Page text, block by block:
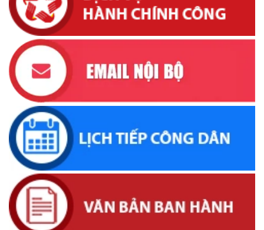
(26/05/2026, 15:43)
Lịch tiếp công dân định kỳ của Chủ tịch Ủy ban nhân dân xã
Krông Bông tháng 04 năm 2026
(16/04/2026, 17:00)
UBND xã thông báo tìm đối tượng, chủ sở hữu tang vật,
phương tiện liên quan đến vụ việc khai thác cát trái phép
(31/03/2026, 16:52)
Thông báo về việc tìm chủ sở hữu, người quản lý hợp pháp
đối với động vật đi lạc
(19/03/2026, 16:51)
Lịch tiếp công dân của Chủ tịch UBND xã trong tháng
03/2026
(04/03/2026, 16:50)